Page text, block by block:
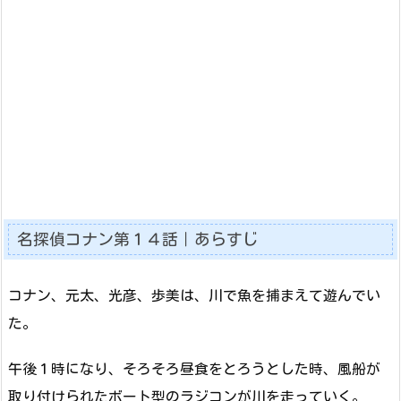
名探偵コナン第１４話｜あらすじ
コナン、元太、光彦、歩美は、川で魚を捕まえて遊んでい
た。
午後１時になり、そろそろ昼食をとろうとした時、風船が
取り付けられたボート型のラジコンが川を走っていく。